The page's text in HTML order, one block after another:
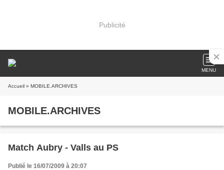
Publicité
MENU
Accueil » MOBILE.ARCHIVES
MOBILE.ARCHIVES
Match Aubry - Valls au PS
Publié le 16/07/2009 à 20:07